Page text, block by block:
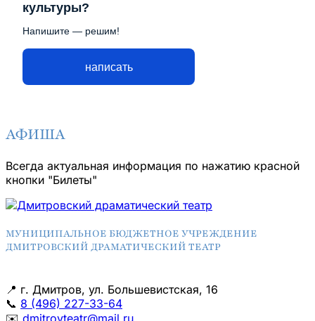
культуры?
Напишите — решим!
написать
АФИША
Всегда актуальная информация по нажатию красной
кнопки "Билеты"
МУНИЦИПАЛЬНОЕ БЮДЖЕТНОЕ УЧРЕЖДЕНИЕ
ДМИТРОВСКИЙ ДРАМАТИЧЕСКИЙ ТЕАТР
📍 г. Дмитров, ул. Большевистская, 16
📞 8 (496) 227-33-64